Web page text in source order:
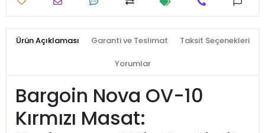
Ürün Açıklaması Garanti ve Teslimat Taksit Seçenekleri
Yorumlar
Bargoin Nova OV-10
Kırmızı Masat: